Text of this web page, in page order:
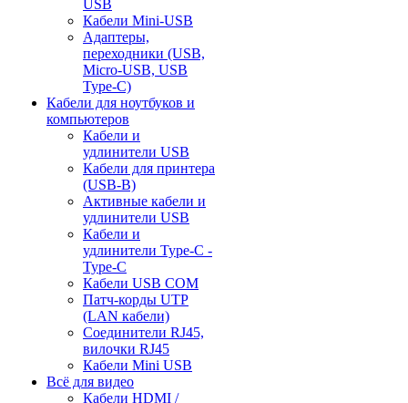
USB
Кабели Mini-USB
Адаптеры,
переходники (USB,
Micro-USB, USB
Type-C)
Кабели для ноутбуков и
компьютеров
Кабели и
удлинители USB
Кабели для принтера
(USB-B)
Активные кабели и
удлинители USB
Кабели и
удлинители Type-C -
Type-C
Кабели USB COM
Патч-корды UTP
(LAN кабели)
Соединители RJ45,
вилочки RJ45
Кабели Mini USB
Всё для видео
Кабели HDMI /